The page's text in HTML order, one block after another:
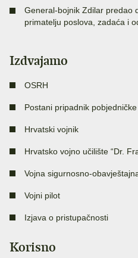
General-bojnik Zdilar predao
primatelju poslova, zadaća i
Izdvajamo
OSRH
Postani pripadnik
Hrvatski vojnik
Hrvatsko vojno učilište “Dr.
Vojna sigurnosno-
Vojni pilot
Izjava o pristupačnosti
Korisno